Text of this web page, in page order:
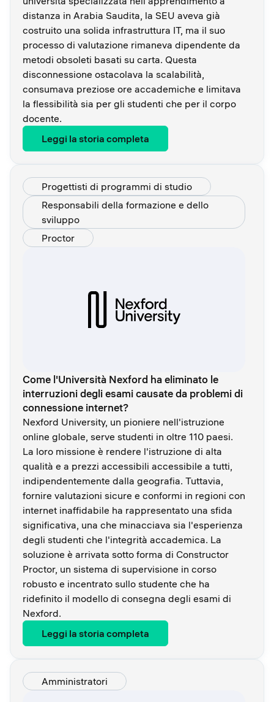
distanza in Arabia Saudita, la SEU aveva già
costruito una solida infrastruttura IT, ma il suo
processo di valutazione rimaneva dipendente da
metodi obsoleti basati su carta. Questa
disconnessione ostacolava la scalabilità,
consumava preziose ore accademiche e limitava
la flessibilità sia per gli studenti che per il corpo
docente.
Leggi la storia completa
Progettisti di programmi di studio
Responsabili della formazione e dello
sviluppo
Proctor
Come l'Università Nexford ha eliminato le
interruzioni degli esami causate da problemi di
connessione internet?
Nexford University, un pioniere nell'istruzione
online globale, serve studenti in oltre 110 paesi.
La loro missione è rendere l'istruzione di alta
qualità e a prezzi accessibili accessibile a tutti,
indipendentemente dalla geografia. Tuttavia,
fornire valutazioni sicure e conformi in regioni con
internet inaffidabile ha rappresentato una sfida
significativa, una che minacciava sia l'esperienza
degli studenti che l'integrità accademica. La
soluzione è arrivata sotto forma di Constructor
Proctor, un sistema di supervisione in corso
robusto e incentrato sullo studente che ha
ridefinito il modello di consegna degli esami di
Nexford.
Leggi la storia completa
Amministratori